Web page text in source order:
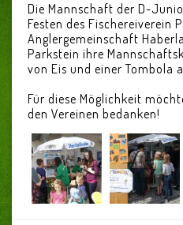
Die Mannschaft der D-
Festen des Fischereiverein
Anglergemeinschaft
Parkstein ihre
von Eis und einer Tombola
Für diese Möglichkeit
den Vereinen bedanken!